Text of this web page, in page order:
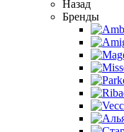
Назад
Бренды